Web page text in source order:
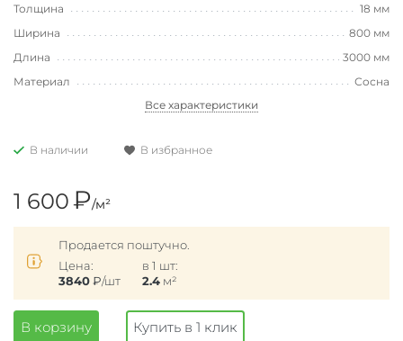
Толщина
18 мм
Ширина
800 мм
Длина
3000 мм
Материал
Сосна
Все характеристики
В наличии В избранное
1 600₽/м²
Продается поштучно.
Цена:
3840 ₽/шт
в 1 шт:
2.4 м²
В корзину Купить в 1 клик